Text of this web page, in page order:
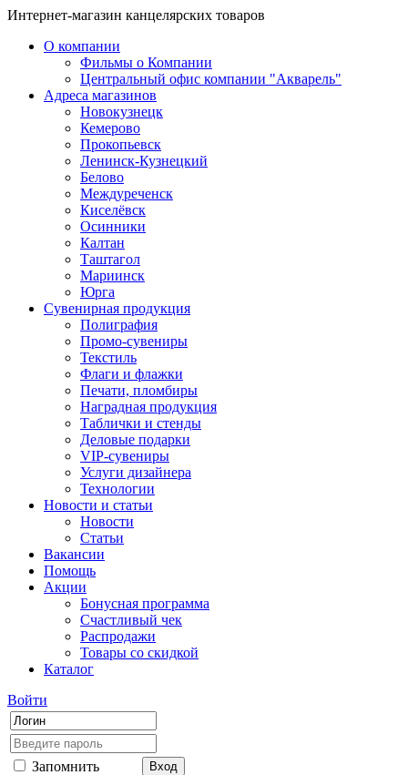
Интернет-магазин канцелярских товаров
О компании
Фильмы о Компании
Центральный офис компании "Акварель"
Адреса магазинов
Новокузнецк
Кемерово
Прокопьевск
Ленинск-Кузнецкий
Белово
Междуреченск
Киселёвск
Осинники
Калтан
Таштагол
Мариинск
Юрга
Сувенирная продукция
Полиграфия
Промо-сувениры
Текстиль
Флаги и флажки
Печати, пломбиры
Наградная продукция
Таблички и стенды
Деловые подарки
VIP-сувениры
Услуги дизайнера
Технологии
Новости и статьи
Новости
Статьи
Вакансии
Помощь
Акции
Бонусная программа
Счастливый чек
Распродажи
Товары со скидкой
Каталог
Войти
Запомнить